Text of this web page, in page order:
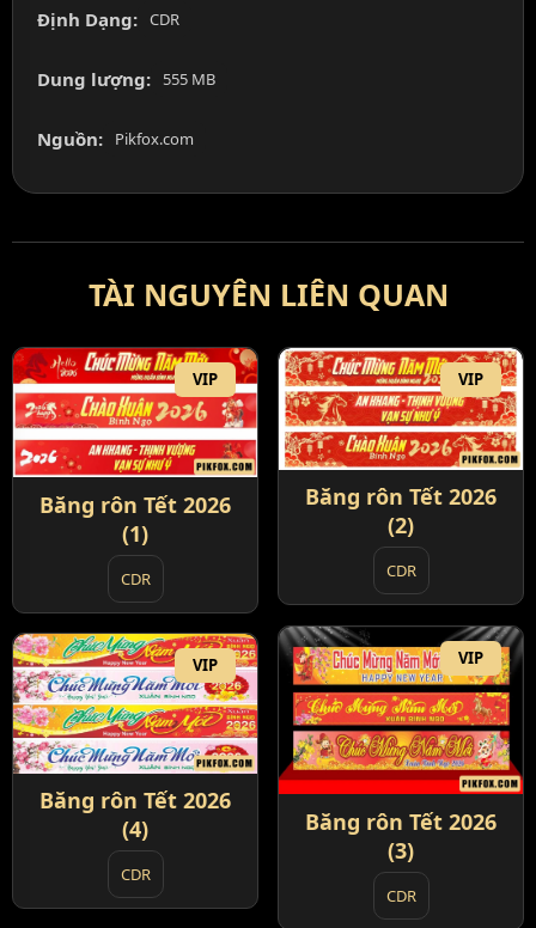
Định Dạng: CDR
Dung lượng: 555 MB
Nguồn: Pikfox.com
TÀI NGUYÊN LIÊN QUAN
VIP
Băng rôn Tết 2026
(1)
CDR
VIP
Băng rôn Tết 2026
(2)
CDR
VIP
Băng rôn Tết 2026
(3)
CDR
VIP
Băng rôn Tết 2026
(4)
CDR